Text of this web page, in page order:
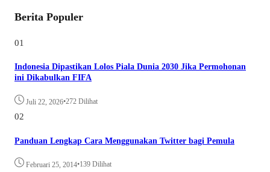
Berita Populer
01
Indonesia Dipastikan Lolos Piala Dunia 2030 Jika Permohonan
ini Dikabulkan FIFA
Juli 22, 2026•272 Dilihat
02
Panduan Lengkap Cara Menggunakan Twitter bagi Pemula
Februari 25, 2014•139 Dilihat